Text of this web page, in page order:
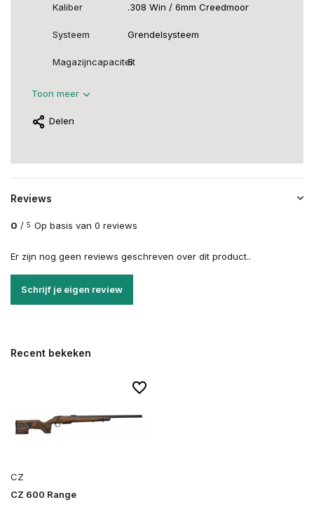
Kaliber .308 Win / 6mm Creedmoor
Systeem Grendelsysteem
Magazijncapaciteit
5
Toon meer
Delen
Reviews
0 / 5 Op basis van 0 reviews
Er zijn nog geen reviews geschreven over dit product..
Schrijf je eigen review
Recent bekeken
CZ
CZ 600 Range